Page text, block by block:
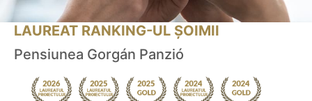
LAUREAT RANKING-UL ȘOIMII
Pensiunea Gorgán Panzió